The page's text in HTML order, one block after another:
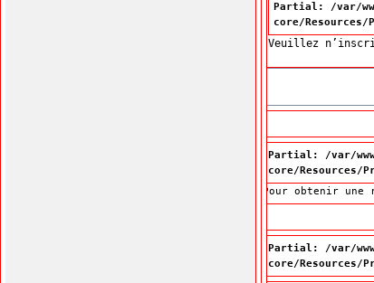
Partial: /var/
core/
Veuillez
Partial: /var/
core/
Pour obtenir
Partial: /var/
core/